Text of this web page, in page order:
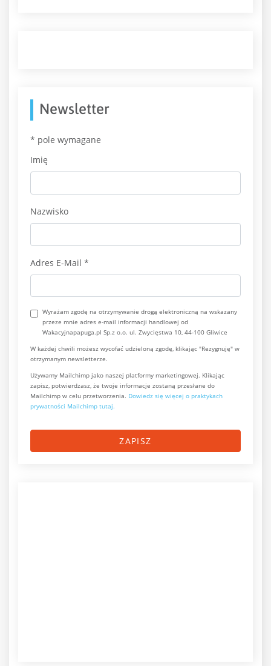
Newsletter
* pole wymagane
Imię
Nazwisko
Adres E-Mail *
Wyrażam zgodę na otrzymywanie drogą elektroniczną na wskazany
przeze mnie adres e-mail informacji handlowej od
Wakacyjnapapuga.pl Sp.z o.o. ul. Zwycięstwa 10, 44-100 Gliwice
W każdej chwili możesz wycofać udzieloną zgodę, klikając "Rezygnuję" w
otrzymanym newsletterze.
Używamy Mailchimp jako naszej platformy marketingowej. Klikając
zapisz, potwierdzasz, że twoje informacje zostaną przesłane do
Mailchimp w celu przetworzenia. Dowiedz się więcej o praktykach
prywatności Mailchimp tutaj.
ZAPISZ